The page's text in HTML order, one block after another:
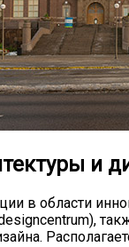
и
в области